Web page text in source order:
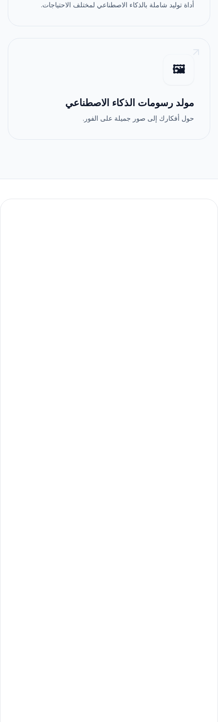
أداة توليد شاملة بالذكاء الاصطناعي لمختلف الاحتياجات.
🖼️
مولد رسومات الذكاء الاصطناعي
حول أفكارك إلى صور جميلة على الفور.